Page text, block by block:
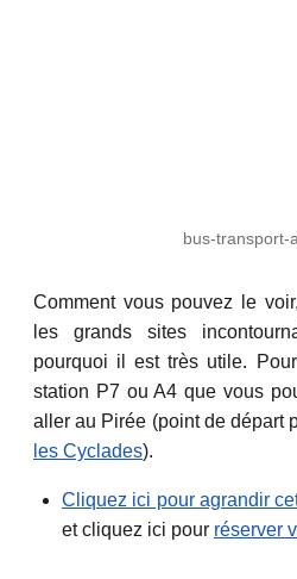
bus-transport-
Comment vous pouvez le
les grands sites
pourquoi il est très utile.
station P7 ou A4 que vous
aller au Pirée (point de départ
les Cyclades).
Cliquez ici pour agrandir
et cliquez ici pour réserver